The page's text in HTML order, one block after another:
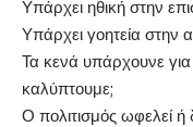
Υπάρχει ηθική στην
Υπάρχει γοητεία στην
Τα κενά υπάρχουνε
καλύπτουμε;
Ο πολιτισμός ωφελεί ή